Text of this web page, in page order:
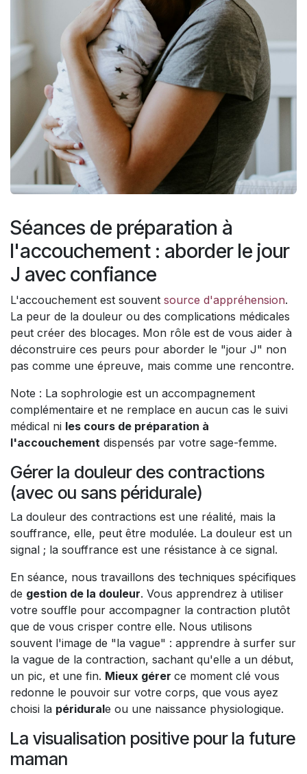
Séances de préparation à
l'accouchement : aborder le jour
J avec confiance
L'accouchement est souvent source d'appréhension.
La peur de la douleur ou des complications médicales
peut créer des blocages. Mon rôle est de vous aider à
déconstruire ces peurs pour aborder le "jour J" non
pas comme une épreuve, mais comme une rencontre.
Note : La sophrologie est un accompagnement
complémentaire et ne remplace en aucun cas le suivi
médical ni les cours de préparation à
l'accouchement dispensés par votre sage-femme.
Gérer la douleur des contractions
(avec ou sans péridurale)
La douleur des contractions est une réalité, mais la
souffrance, elle, peut être modulée. La douleur est un
signal ; la souffrance est une résistance à ce signal.
En séance, nous travaillons des techniques spécifiques
de gestion de la douleur. Vous apprendrez à utiliser
votre souffle pour accompagner la contraction plutôt
que de vous crisper contre elle. Nous utilisons
souvent l'image de "la vague" : apprendre à surfer sur
la vague de la contraction, sachant qu'elle a un début,
un pic, et une fin. Mieux gérer ce moment clé vous
redonne le pouvoir sur votre corps, que vous ayez
choisi la péridurale ou une naissance physiologique.
La visualisation positive pour la future
maman